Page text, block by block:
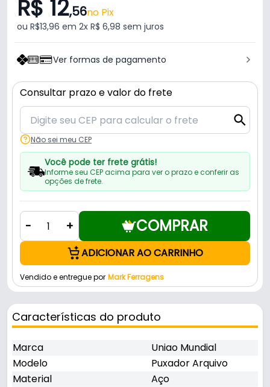
R$ 12,56no Pix
ou R$13,96 em 2x R$ 6,98 sem juros
Ver formas de pagamento
Consultar prazo e valor do frete
Não sei meu CEP
Você pode ter frete grátis!
Informe seu CEP acima para ver o prazo e conferir as
opções de frete.
- + COMPRAR
ADICIONAR AO CARRINHO
Vendido e entregue por Mark Ferragens
Características do produto
Marca
Uniao Mundial
Modelo
Puxador Arquivo
Material
Aço